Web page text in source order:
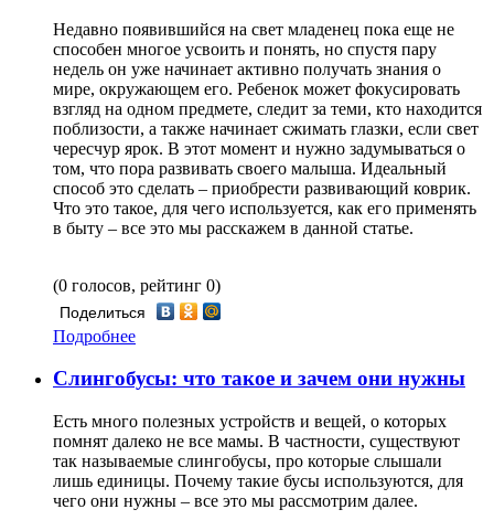
Недавно появившийся на свет младенец пока еще не
способен многое усвоить и понять, но спустя пару
недель он уже начинает активно получать знания о
мире, окружающем его. Ребенок может фокусировать
взгляд на одном предмете, следит за теми, кто находится
поблизости, а также начинает сжимать глазки, если свет
чересчур ярок. В этот момент и нужно задумываться о
том, что пора развивать своего малыша. Идеальный
способ это сделать – приобрести развивающий коврик.
Что это такое, для чего используется, как его применять
в быту – все это мы расскажем в данной статье.
(0 голосов, рейтинг 0)
Поделиться
Подробнее
Слингобусы: что такое и зачем они нужны
Есть много полезных устройств и вещей, о которых
помнят далеко не все мамы. В частности, существуют
так называемые слингобусы, про которые слышали
лишь единицы. Почему такие бусы используются, для
чего они нужны – все это мы рассмотрим далее.